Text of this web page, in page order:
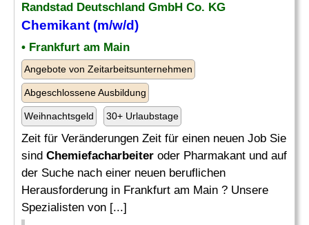
Randstad Deutschland GmbH Co. KG
Chemikant (m/w/d)
• Frankfurt am Main
Angebote von Zeitarbeitsunternehmen
Abgeschlossene Ausbildung
Weihnachtsgeld 30+ Urlaubstage
Zeit für Veränderungen Zeit für einen neuen Job Sie
sind Chemiefacharbeiter oder Pharmakant und auf
der Suche nach einer neuen beruflichen
Herausforderung in Frankfurt am Main ? Unsere
Spezialisten von [...]